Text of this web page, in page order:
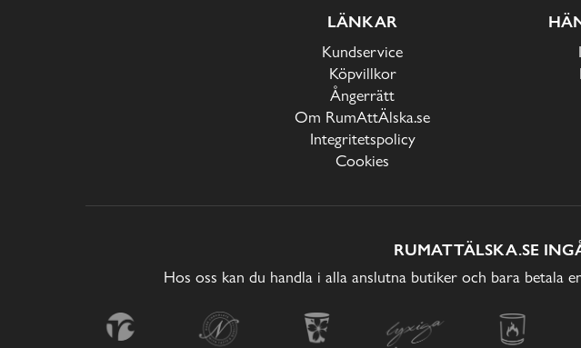
LÄNKAR
Kundservice
Köpvillkor
Ångerrätt
Om RumAttÄlska.se
Integritetspolicy
Cookies
RUMATTÄLSKA.SE
Hos oss kan du handla i alla anslutna butiker och bara